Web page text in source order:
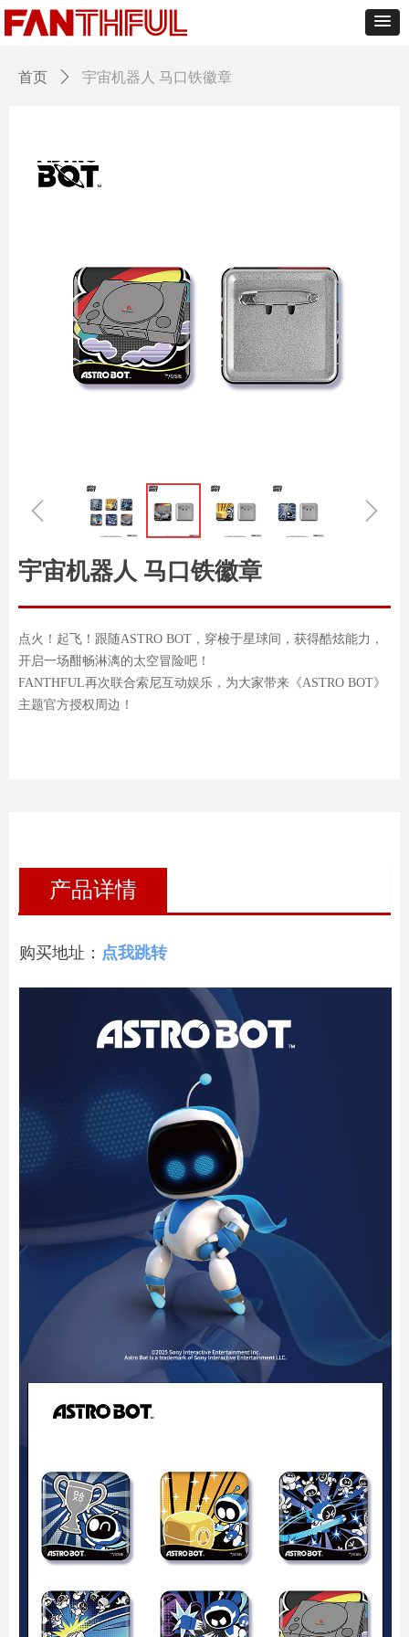
首页 ꄲ 宇宙机器人 马口铁徽章
ꁆ ꁇ
宇宙机器人 马口铁徽章
点火！起飞！跟随ASTRO BOT，穿梭于星球间，获得酷炫能力，
开启一场酣畅淋漓的太空冒险吧！
FANTHFUL再次联合索尼互动娱乐，为大家带来《ASTRO BOT》
主题官方授权周边！
产品详情
购买地址： 点我跳转